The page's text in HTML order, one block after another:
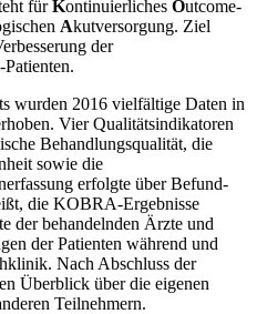
fürKontinuierliches Outcome-
Akutversorgung. Ziel
der
wurden 2016 vielfältige Daten in
Vier Qualitätsindikatoren
Behandlungsqualität, die
sowie die
erfolgte über Befund-
die KOBRA-Ergebnisse
der behandelnden Ärzte und
der Patienten während und
Nach Abschluss der
Überblick über die eigenen
Teilnehmern.